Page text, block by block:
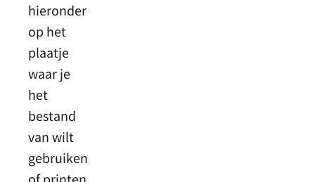
hieronder
op het
plaatje
waar je
het
bestand
van wilt
gebruiken